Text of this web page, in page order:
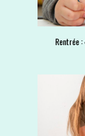
Rentrée